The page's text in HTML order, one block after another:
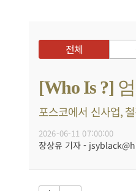
전체
[Who Is ?]
포스코에서 신사업,
2026-06-11 07:00:00
장상유 기자 -